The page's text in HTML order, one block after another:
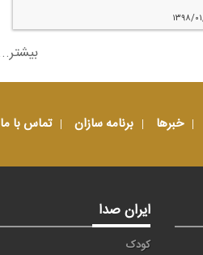
۰۱/۱۰
...بیشتر
خبرها برنامه سازان تماس با ما
ایران صدا
کودک